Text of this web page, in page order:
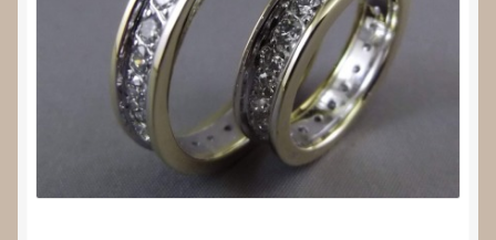
Submenu
uitvouwen